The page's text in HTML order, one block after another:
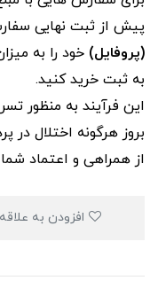
پیش از ثبت نهایی
(پروفایل) خود را به
به ثبت خرید کنید.
این فرآیند به‌ منظور
بروز هرگونه اختلال
از همراهی و اعتماد